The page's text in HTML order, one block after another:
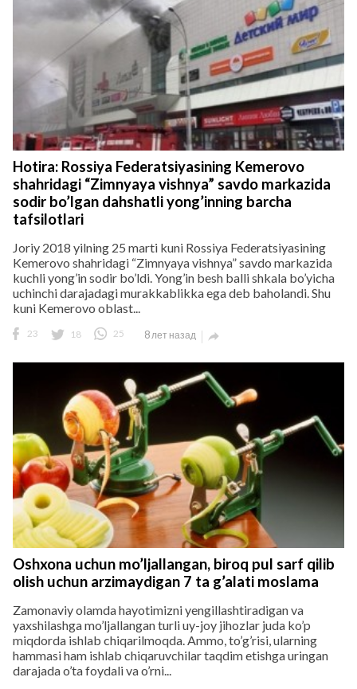
Hotira: Rossiya Federatsiyasining Kemerovo
shahridagi “Zimnyaya vishnya” savdo markazida
sodir bo’lgan dahshatli yong’inning barcha
tafsilotlari
Joriy 2018 yilning 25 marti kuni Rossiya Federatsiyasining
Kemerovo shahridagi “Zimnyaya vishnya” savdo markazida
kuchli yong’in sodir bo’ldi. Yong’in besh balli shkala bo’yicha
uchinchi darajadagi murakkablikka ega deb baholandi. Shu
kuni Kemerovo oblast...
23 18 25 8 лет назад 
Oshxona uchun mo’ljallangan, biroq pul sarf qilib
olish uchun arzimaydigan 7 ta g’alati moslama
Zamonaviy olamda hayotimizni yengillashtiradigan va
yaxshilashga mo’ljallangan turli uy-joy jihozlar juda ko’p
miqdorda ishlab chiqarilmoqda. Ammo, to’g’risi, ularning
hammasi ham ishlab chiqaruvchilar taqdim etishga uringan
darajada o’ta foydali va o’rni...